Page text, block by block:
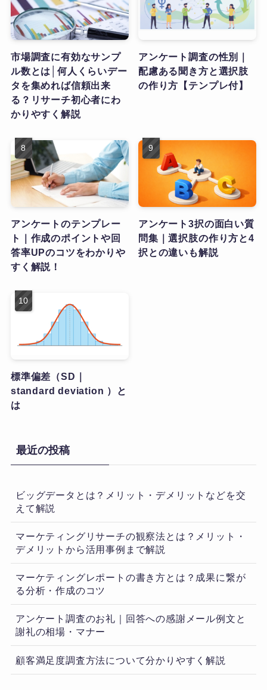
市場調査に有効なサンプ
ル数とは│何人くらいデー
タを集めれば信頼出来
る？リサーチ初心者にわ
かりやすく解説
アンケート調査の性別｜
配慮ある聞き方と選択肢
の作り方【テンプレ付】
アンケートのテンプレー
ト｜作成のポイントや回
答率UPのコツをわかりや
すく解説！
アンケート3択の面白い質
問集｜選択肢の作り方と4
択との違いも解説
標準偏差（SD｜
standard deviation ）と
は
最近の投稿
ビッグデータとは？メリット・デメリットなどを交
えて解説
マーケティングリサーチの観察法とは？メリット・
デメリットから活用事例まで解説
マーケティングレポートの書き方とは？成果に繋が
る分析・作成のコツ
アンケート調査のお礼｜回答への感謝メール例文と
謝礼の相場・マナー
顧客満足度調査方法について分かりやすく解説